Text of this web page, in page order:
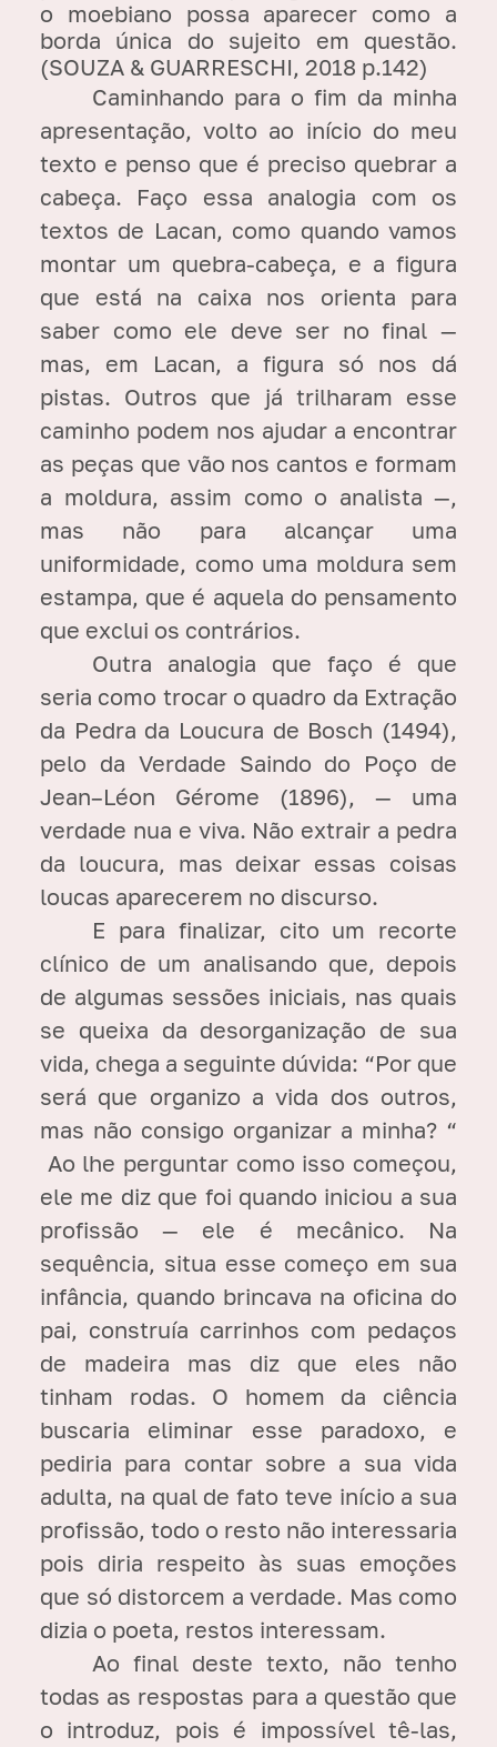
o moebiano possa aparecer como a
borda única do sujeito em questão.
(SOUZA & GUARRESCHI, 2018 p.142)
Caminhando para o fim da minha
apresentação, volto ao início do meu
texto e penso que é preciso quebrar a
cabeça. Faço essa analogia com os
textos de Lacan, como quando vamos
montar um quebra-cabeça, e a figura
que está na caixa nos orienta para
saber como ele deve ser no final —
mas, em Lacan, a figura só nos dá
pistas. Outros que já trilharam esse
caminho podem nos ajudar a encontrar
as peças que vão nos cantos e formam
a moldura, assim como o analista —,
mas não para alcançar uma
uniformidade, como uma moldura sem
estampa, que é aquela do pensamento
que exclui os contrários.
Outra analogia que faço é que
seria como trocar o quadro da Extração
da Pedra da Loucura de Bosch (1494),
pelo da Verdade Saindo do Poço de
Jean–Léon Gérome (1896), — uma
verdade nua e viva. Não extrair a pedra
da loucura, mas deixar essas coisas
loucas aparecerem no discurso.
E para finalizar, cito um recorte
clínico de um analisando que, depois
de algumas sessões iniciais, nas quais
se queixa da desorganização de sua
vida, chega a seguinte dúvida: “Por que
será que organizo a vida dos outros,
mas não consigo organizar a minha? “
Ao lhe perguntar como isso começou,
ele me diz que foi quando iniciou a sua
profissão — ele é mecânico. Na
sequência, situa esse começo em sua
infância, quando brincava na oficina do
pai, construía carrinhos com pedaços
de madeira mas diz que eles não
tinham rodas. O homem da ciência
buscaria eliminar esse paradoxo, e
pediria para contar sobre a sua vida
adulta, na qual de fato teve início a sua
profissão, todo o resto não interessaria
pois diria respeito às suas emoções
que só distorcem a verdade. Mas como
dizia o poeta, restos interessam.
Ao final deste texto, não tenho
todas as respostas para a questão que
o introduz, pois é impossível tê-las,